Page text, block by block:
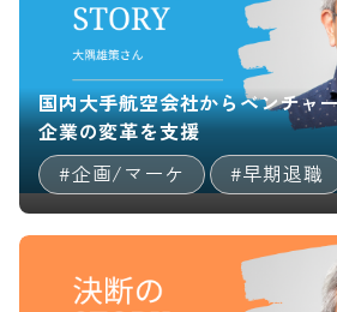
国内大手航空会社からベンチャ
企業の変革を支援
#企画/マーケ
#早期退職